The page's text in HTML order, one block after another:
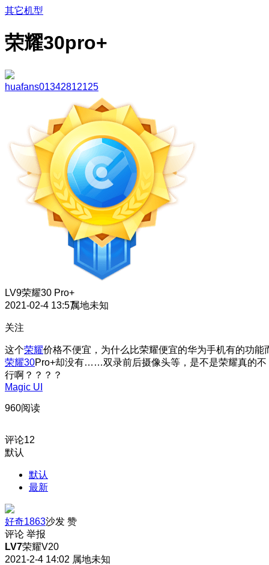
其它机型
荣耀30pro+
huafans01342812125
LV9荣耀30 Pro+
2021-02-4 13:57属地未知
关注
这个荣耀价格不便宜，为什么比荣耀便宜的华为手机有的功能
荣耀30Pro+却没有……双录前后摄像头等，是不是荣耀真的不
行啊？？？？
Magic UI
960阅读
评论12
默认
默认
最新
好奇1863沙发 赞
评论 举报
LV7荣耀V20
2021-2-4 14:02 属地未知